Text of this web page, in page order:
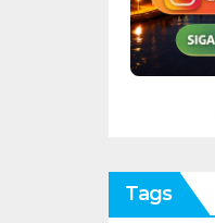
Tags